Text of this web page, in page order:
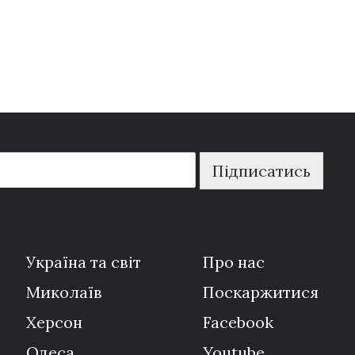
Підписатись
Україна та світ
Миколаїв
Херсон
Про нас
Поскаржитися
Facebook